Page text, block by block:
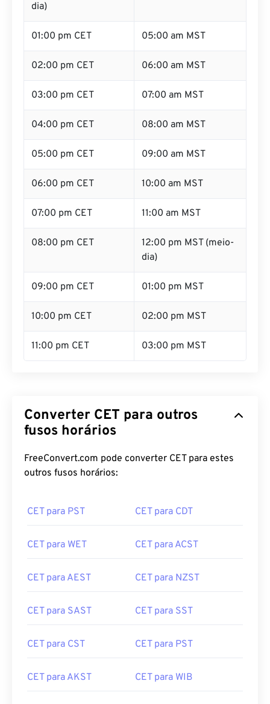
dia)
01:00 pm CET 05:00 am MST
02:00 pm CET 06:00 am MST
03:00 pm CET 07:00 am MST
04:00 pm CET 08:00 am MST
05:00 pm CET 09:00 am MST
06:00 pm CET 10:00 am MST
07:00 pm CET 11:00 am MST
08:00 pm CET
12:00 pm MST (meio-
dia)
09:00 pm CET 01:00 pm MST
10:00 pm CET 02:00 pm MST
11:00 pm CET 03:00 pm MST
Converter CET para outros
fusos horários
FreeConvert.com pode converter CET para estes
outros fusos horários:
CET para PST CET para CDT
CET para WET CET para ACST
CET para AEST CET para NZST
CET para SAST CET para SST
CET para CST CET para PST
CET para AKST CET para WIB